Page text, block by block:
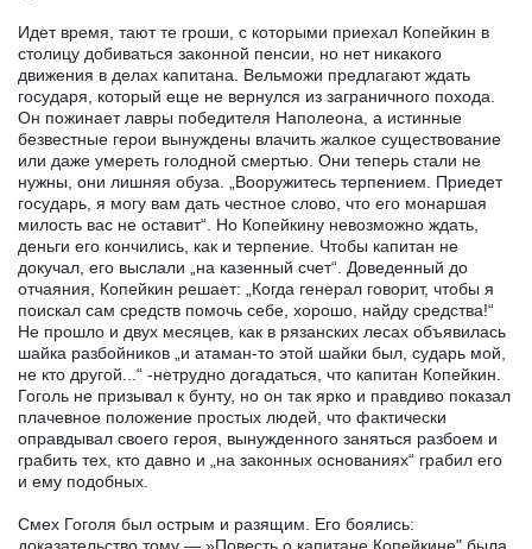
Идет время, тают те гроши, с которыми приехал Копейкин в
столицу добиваться законной пенсии, но нет никакого
движения в делах капитана. Вельможи предлагают ждать
государя, который еще не вернулся из заграничного похода.
Он пожинает лавры победителя Наполеона, а истинные
безвестные герои вынуждены влачить жалкое существование
или даже умереть голодной смертью. Они теперь стали не
нужны, они лишняя обуза. „Вооружитесь терпением. Приедет
государь, я могу вам дать честное слово, что его монаршая
милость вас не оставит“. Но Копейкину невозможно ждать,
деньги его кончились, как и терпение. Чтобы капитан не
докучал, его выслали „на казенный счет“. Доведенный до
отчаяния, Копейкин решает: „Когда генерал говорит, чтобы я
поискал сам средств помочь себе, хорошо, найду средства!“
Не прошло и двух месяцев, как в рязанских лесах объявилась
шайка разбойников „и атаман-то этой шайки был, сударь мой,
не кто другой...“ -нетрудно догадаться, что капитан Копейкин.
Гоголь не призывал к бунту, но он так ярко и правдиво показал
плачевное положение простых людей, что фактически
оправдывал своего героя, вынужденного заняться разбоем и
грабить тех, кто давно и „на законных основаниях“ грабил его
и ему подобных.
Смех Гоголя был острым и разящим. Его боялись:
доказательство тому — »Повесть о капитане Копейкине" была